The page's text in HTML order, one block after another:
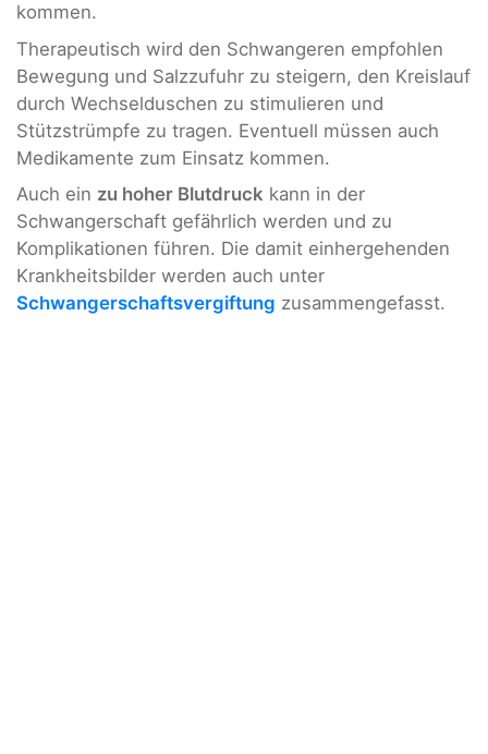
kommen.
Therapeutisch wird den Schwangeren empfohlen
Bewegung und Salzzufuhr zu steigern, den Kreislauf
durch Wechselduschen zu stimulieren und
Stützstrümpfe zu tragen. Eventuell müssen auch
Medikamente zum Einsatz kommen.
Auch ein zu hoher Blutdruck kann in der
Schwangerschaft gefährlich werden und zu
Komplikationen führen. Die damit einhergehenden
Krankheitsbilder werden auch unter
Schwangerschaftsvergiftung zusammengefasst.